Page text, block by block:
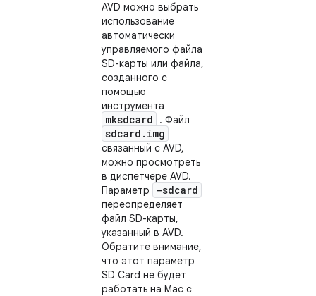
AVD можно выбрать
использование
автоматически
управляемого файла
SD-карты или файла,
созданного с
помощью
инструмента
mksdcard . Файл
sdcard.img
связанный с AVD,
можно просмотреть
в диспетчере AVD.
Параметр
-sdcard
переопределяет
файл SD-карты,
указанный в AVD.
Обратите внимание,
что этот параметр
SD Card не будет
работать на Mac с